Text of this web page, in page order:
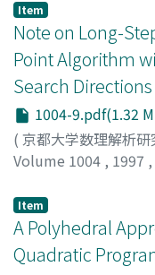
Item
Note on Long-
Point Algorithm
Search Directions
1004-9.pdf(1.32
( 京都大学数理解析研
Volume 1004 , 1997 ,
Item
A Polyhedral
Quadratic